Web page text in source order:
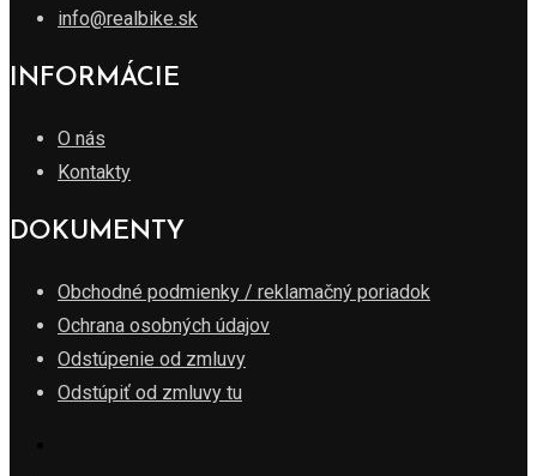
info@realbike.sk
INFORMÁCIE
O nás
Kontakty
DOKUMENTY
Obchodné podmienky / reklamačný poriadok
Ochrana osobných údajov
Odstúpenie od zmluvy
Odstúpiť od zmluvy tu